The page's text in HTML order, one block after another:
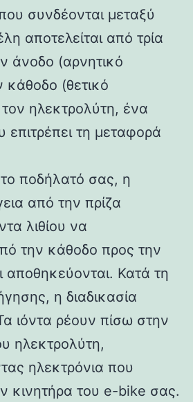
συνδέονται μεταξύ
αποτελείται από τρία
άνοδο (αρνητικό
κάθοδο (θετικό
τον ηλεκτρολύτη, ένα
επιτρέπει τη μεταφορά
ποδήλατό σας, η
από την πρίζα
λιθίου να
την κάθοδο προς την
Κατά τη
η διαδικασία
ιόντα ρέουν πίσω στην
ηλεκτρολύτη,
ηλεκτρόνια που
κινητήρα του e-bike σας.